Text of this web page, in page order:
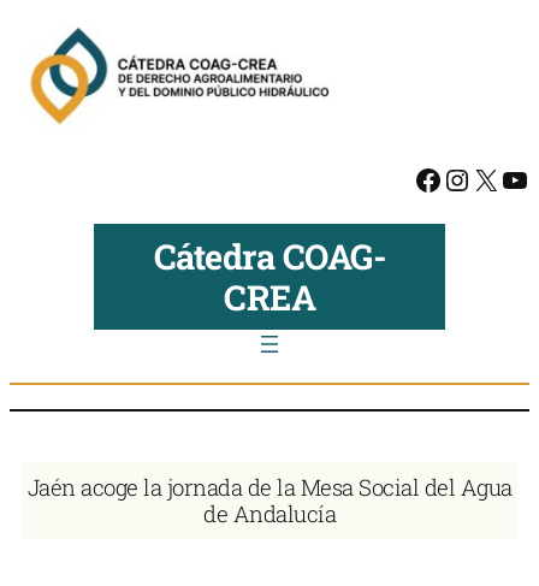
contenido
Facebook Instagram X YouTube
Cátedra COAG-
CREA
Jaén acoge la jornada de la Mesa Social del Agua
de Andalucía